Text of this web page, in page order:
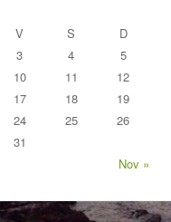
V S
D
3 4
5
10 11
12
17 18
19
24 25
26
31
Nov »